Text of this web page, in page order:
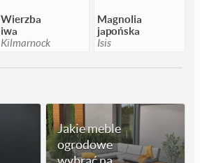
Wierzba
iwa
Kilmarnock
Magnolia
japońska
Isis
Jakie meble
ogrodowe
wybrać na